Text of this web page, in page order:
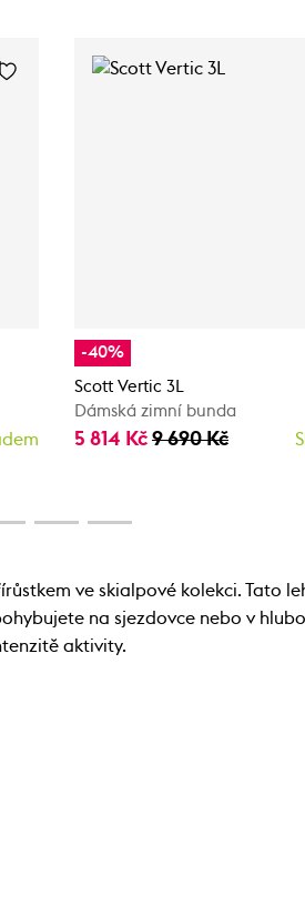
-40%
Scott Vertic 3L
Dámská zimní bunda
5 814 Kč 9 690 Kč
ve skialpové kolekci. Tato
na sjezdovce nebo v
aktivity.